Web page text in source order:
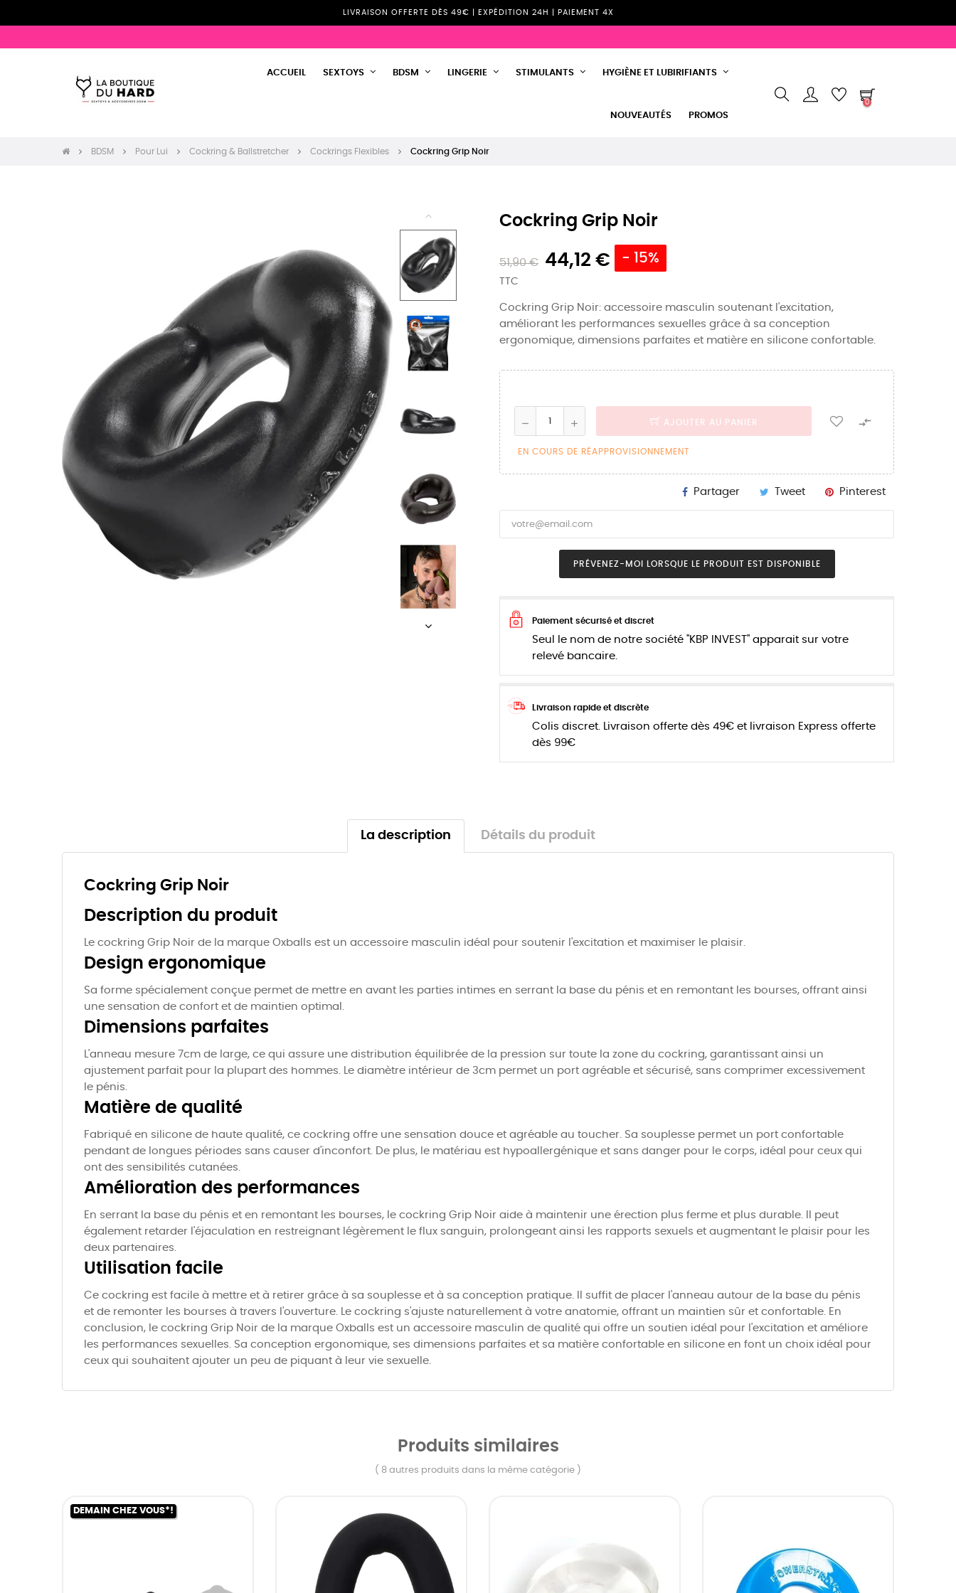
LIVRAISON OFFERTE DÈS 49€ | EXPÉDITION 24H | PAIEMENT 4X
ACCUEIL SEXTOYS BDSM LINGERIE STIMULANTS HYGIÈNE ET LUBIRIFIANTS
NOUVEAUTÉS PROMOS
0
BDSM Pour Lui Cockring & Ballstretcher Cockrings Flexibles Cockring Grip Noir
Cockring Grip Noir
51,90 € 44,12 € - 15%
TTC
Cockring Grip Noir: accessoire masculin soutenant l'excitation,
améliorant les performances sexuelles grâce à sa conception
ergonomique, dimensions parfaites et matière en silicone confortable.
AJOUTER AU PANIER 
EN COURS DE RÉAPPROVISIONNEMENT
Partager Tweet Pinterest
PRÉVENEZ-MOI LORSQUE LE PRODUIT EST DISPONIBLE
Paiement sécurisé et discret
Seul le nom de notre société "KBP INVEST" apparait sur votre
relevé bancaire.
Livraison rapide et discrète
Colis discret. Livraison offerte dès 49€ et livraison Express offerte
dès 99€
La description Détails du produit
Cockring Grip Noir
Description du produit
Le cockring Grip Noir de la marque Oxballs est un accessoire masculin idéal pour soutenir l'excitation et maximiser le plaisir.
Design ergonomique
Sa forme spécialement conçue permet de mettre en avant les parties intimes en serrant la base du pénis et en remontant les bourses, offrant ainsi
une sensation de confort et de maintien optimal.
Dimensions parfaites
L'anneau mesure 7cm de large, ce qui assure une distribution équilibrée de la pression sur toute la zone du cockring, garantissant ainsi un
ajustement parfait pour la plupart des hommes. Le diamètre intérieur de 3cm permet un port agréable et sécurisé, sans comprimer excessivement
le pénis.
Matière de qualité
Fabriqué en silicone de haute qualité, ce cockring offre une sensation douce et agréable au toucher. Sa souplesse permet un port confortable
pendant de longues périodes sans causer d'inconfort. De plus, le matériau est hypoallergénique et sans danger pour le corps, idéal pour ceux qui
ont des sensibilités cutanées.
Amélioration des performances
En serrant la base du pénis et en remontant les bourses, le cockring Grip Noir aide à maintenir une érection plus ferme et plus durable. Il peut
également retarder l'éjaculation en restreignant légèrement le flux sanguin, prolongeant ainsi les rapports sexuels et augmentant le plaisir pour les
deux partenaires.
Utilisation facile
Ce cockring est facile à mettre et à retirer grâce à sa souplesse et à sa conception pratique. Il suffit de placer l'anneau autour de la base du pénis
et de remonter les bourses à travers l'ouverture. Le cockring s'ajuste naturellement à votre anatomie, offrant un maintien sûr et confortable. En
conclusion, le cockring Grip Noir de la marque Oxballs est un accessoire masculin de qualité qui offre un soutien idéal pour l'excitation et améliore
les performances sexuelles. Sa conception ergonomique, ses dimensions parfaites et sa matière confortable en silicone en font un choix idéal pour
ceux qui souhaitent ajouter un peu de piquant à leur vie sexuelle.
Produits similaires
( 8 autres produits dans la même catégorie )
DEMAIN CHEZ VOUS*!